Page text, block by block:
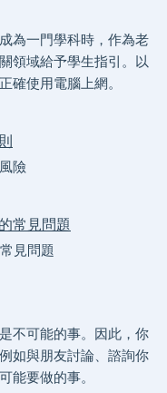
為一門學科時，作為老
領域給予學生指引。以
確使用電腦上網。
險
常見問題
見問題
不可能的事。因此，你
如與朋友討論、諮詢你
能要做的事。